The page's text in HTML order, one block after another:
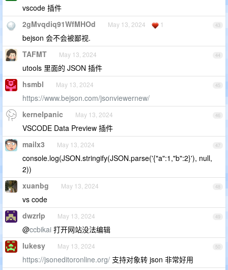
vscode 插件
43
2gMvqdiq91WfMHOd May 13, 2024 1
bejson 会不会被鄙视.
44
TAFMT May 13, 2024
utools 里面的 JSON 插件
45
hsmbl May 13, 2024
https://www.bejson.com/jsonviewernew/
46
kernelpanic May 13, 2024
VSCODE Data Preview 插件
47
mailx3 May 13, 2024
console.log(JSON.stringify(JSON.parse('{"a":1,"b":2}'), null,
2))
48
xuanbg May 13, 2024
vs code
49
dwzrlp May 13, 2024
@ccbikai 打开网站没法编辑
50
lukesy May 13, 2024
https://jsoneditoronline.org/ 支持对象转 json 非常好用